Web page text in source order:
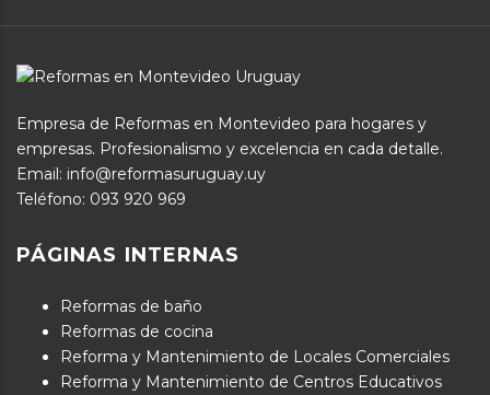
Empresa de Reformas en Montevideo para hogares y
empresas. Profesionalismo y excelencia en cada detalle.
Email: info@reformasuruguay.uy
Teléfono: 093 920 969
PÁGINAS INTERNAS
Reformas de baño
Reformas de cocina
Reforma y Mantenimiento de Locales Comerciales
Reforma y Mantenimiento de Centros Educativos